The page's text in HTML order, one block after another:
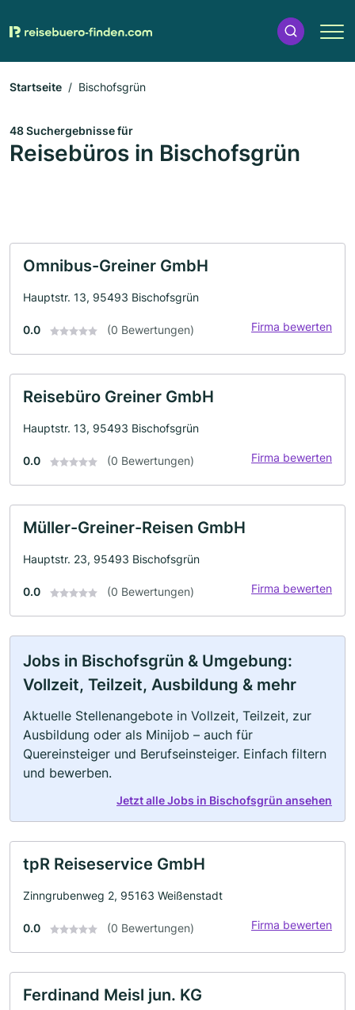
Startseite Bischofsgrün
48 Suchergebnisse für
Reisebüros in Bischofsgrün
Omnibus-Greiner GmbH
Hauptstr. 13, 95493 Bischofsgrün
0.0 (0 Bewertungen) Firma bewerten
Reisebüro Greiner GmbH
Hauptstr. 13, 95493 Bischofsgrün
0.0 (0 Bewertungen) Firma bewerten
Müller-Greiner-Reisen GmbH
Hauptstr. 23, 95493 Bischofsgrün
0.0 (0 Bewertungen) Firma bewerten
Jobs in Bischofsgrün & Umgebung:
Vollzeit, Teilzeit, Ausbildung & mehr
Aktuelle Stellenangebote in Vollzeit, Teilzeit, zur
Ausbildung oder als Minijob – auch für
Quereinsteiger und Berufseinsteiger. Einfach filtern
und bewerben.
Jetzt alle Jobs in Bischofsgrün ansehen
tpR Reiseservice GmbH
Zinngrubenweg 2, 95163 Weißenstadt
0.0 (0 Bewertungen) Firma bewerten
Ferdinand Meisl jun. KG